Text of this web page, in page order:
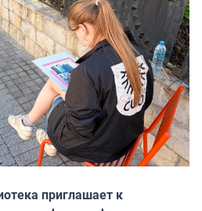
приглашает к